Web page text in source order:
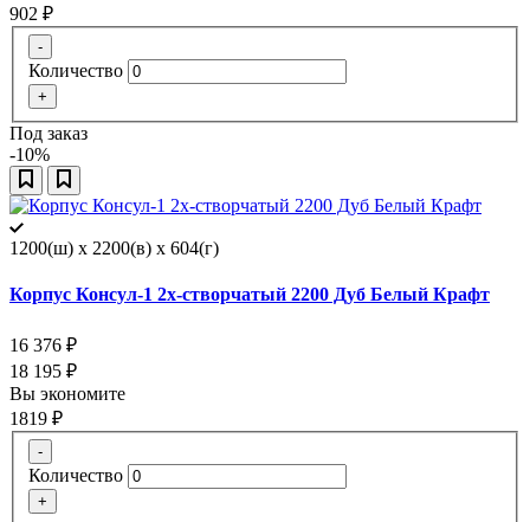
902 ₽
-
Количество
+
Под заказ
-10%
1200(ш) x 2200(в) x 604(г)
Корпус Консул-1 2х-створчатый 2200 Дуб Белый Крафт
16 376 ₽
18 195 ₽
Вы экономите
1819 ₽
-
Количество
+